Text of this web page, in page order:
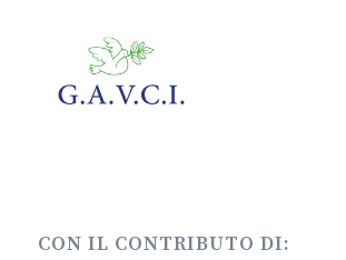
CON IL CONTRIBUTO DI: